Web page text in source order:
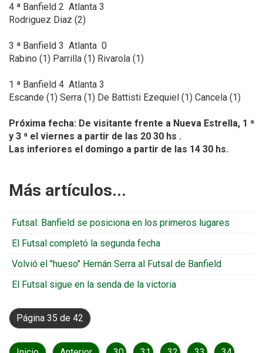
4 ª Banfield 2 Atlanta 3
Rodriguez Diaz (2)
3 ª Banfield 3 Atlanta 0
Rabino (1) Parrilla (1) Rivarola (1)
1 ª Banfield 4 Atlanta 3
Escande (1) Serra (1) De Battisti Ezequiel (1) Cancela (1)
Próxima fecha: De visitante frente a Nueva Estrella, 1 ª
y 3 ª el viernes a partir de las 20 30 hs .
Las inferiores el domingo a partir de las 14 30 hs.
Más artículos...
Futsal: Banfield se posiciona en los primeros lugares
El Futsal completó la segunda fecha
Volvió el "hueso" Hernán Serra al Futsal de Banfield
El Futsal sigue en la senda de la victoria
Página 35 de 42